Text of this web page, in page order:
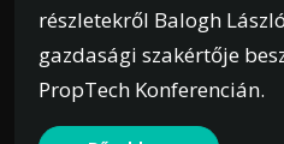
részletekről Balogh
gazdasági szakértője
PropTech Konferencián.